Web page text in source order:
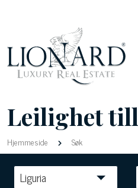
Leilighet
Hjemmeside Søk
Liguria